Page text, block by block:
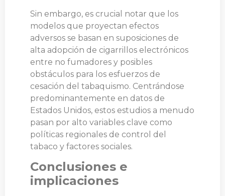
Sin embargo, es crucial notar que los
modelos que proyectan efectos
adversos se basan en suposiciones de
alta adopción de cigarrillos electrónicos
entre no fumadores y posibles
obstáculos para los esfuerzos de
cesación del tabaquismo. Centrándose
predominantemente en datos de
Estados Unidos, estos estudios a menudo
pasan por alto variables clave como
políticas regionales de control del
tabaco y factores sociales.
Conclusiones e
implicaciones